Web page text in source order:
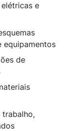
e
equipamentos
de
trabalho,